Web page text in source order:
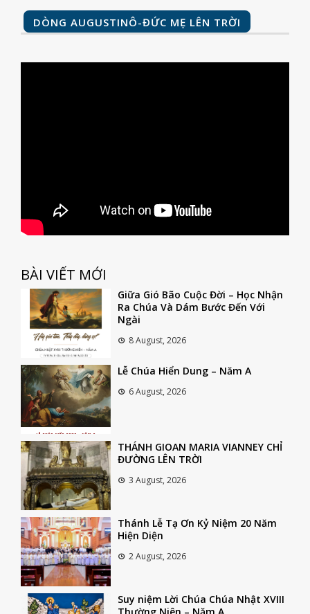
DÒNG AUGUSTINÔ-ĐỨC MẸ LÊN TRỜI
BÀI VIẾT MỚI
Giữa Gió Bão Cuộc Đời – Học Nhận
Ra Chúa Và Dám Bước Đến Với
Ngài
8 August, 2026
Lễ Chúa Hiển Dung – Năm A
6 August, 2026
THÁNH GIOAN MARIA VIANNEY CHỈ
ĐƯỜNG LÊN TRỜI
3 August, 2026
Thánh Lễ Tạ Ơn Kỷ Niệm 20 Năm
Hiện Diện
2 August, 2026
Suy niệm Lời Chúa Chúa Nhật XVIII
Thường Niên – Năm A